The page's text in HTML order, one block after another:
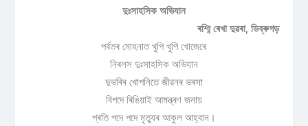
দুঃসাহসিক অভিযান
ৰশ্মি ৰেখা দুৱৰা, ডিব্ৰুগড়
পৰ্বতৰ মোহনাত খুপি খুপি খোজেৰে
নিৰলস দুঃসাহসিক অভিযান
দুভৰিৰ খোপনিতে জীৱনৰ ভৰসা
বিপদে ৰিঙিয়াই আমন্ত্ৰণ জনায়
প্ৰতি পদে পদে মৃত্যুৰ আকুল আহ্বান।